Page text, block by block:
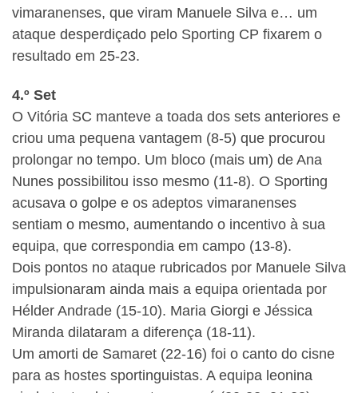
vimaranenses, que viram Manuele Silva e… um
ataque desperdiçado pelo Sporting CP fixarem o
resultado em 25-23.
4.º Set
O Vitória SC manteve a toada dos sets anteriores e
criou uma pequena vantagem (8-5) que procurou
prolongar no tempo. Um bloco (mais um) de Ana
Nunes possibilitou isso mesmo (11-8). O Sporting
acusava o golpe e os adeptos vimaranenses
sentiam o mesmo, aumentando o incentivo à sua
equipa, que correspondia em campo (13-8).
Dois pontos no ataque rubricados por Manuele Silva
impulsionaram ainda mais a equipa orientada por
Hélder Andrade (15-10). Maria Giorgi e Jéssica
Miranda dilataram a diferença (18-11).
Um amorti de Samaret (22-16) foi o canto do cisne
para as hostes sportinguistas. A equipa leonina